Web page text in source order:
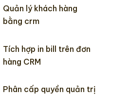
Quản lý khách hàng
bằng crm
Tích hợp in bill trên đơn
hàng CRM
Phân cấp quyền quản trị